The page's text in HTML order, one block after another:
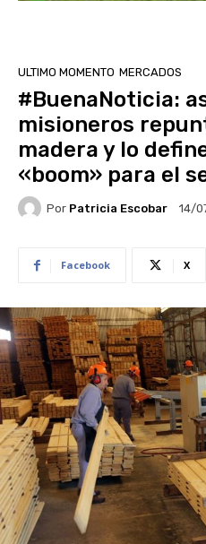
ULTIMO MOMENTO MERCADOS
#BuenaNoticia:
misioneros
madera y lo
«boom» para el
Por Patricia Escobar 14/
Facebook X